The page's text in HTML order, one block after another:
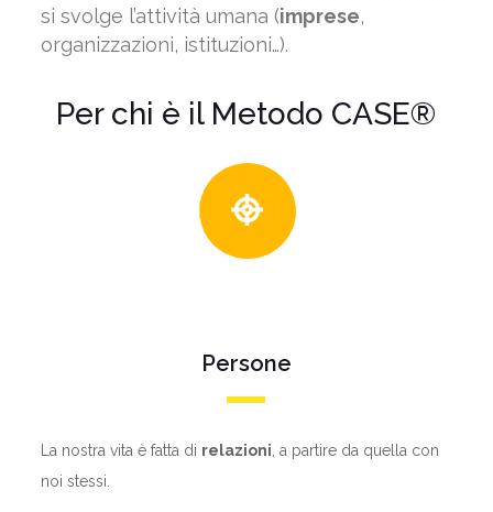
si svolge l’attività umana (imprese,
organizzazioni, istituzioni…).
Per chi è il Metodo CASE®
Persone
La nostra vita è fatta di relazioni , a partire da quella con
noi stessi.